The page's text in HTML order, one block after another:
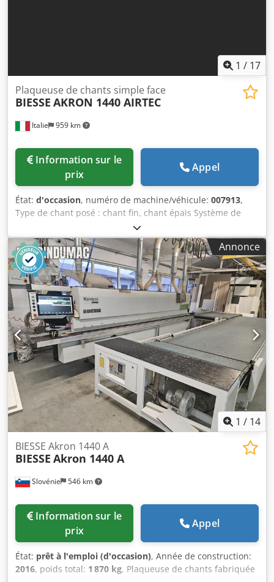
1 / 17
Italie 959 km
Plaqueuse de chants simple face
BIESSE AKRON 1440 AIRTEC
prix
Appel
État: d'occasion, numéro de machine/véhicule: 007913,
Type de chant posé : chant fin, chant épais Système de
collage : EVA, air chaud Usinage de joint : oui Unité
multifonction : oui Chedpfewkf Dvjx An Esa Épaisseur
maximale du panneau : 60 mm Unités de travail : 7 pcs
Annonce
1 / 14
Slovénie 546 km
BIESSE Akron 1440 A
BIESSE Akron 1440 A
prix
Appel
État: prêt à l'emploi (d'occasion), Année de construction:
2016, poids total: 1 870 kg, Plaqueuse de chants fabriquée